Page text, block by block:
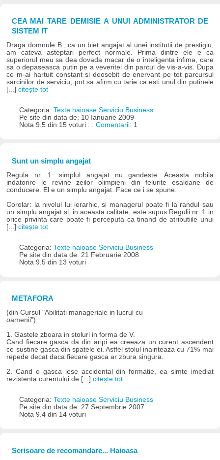
CEA MAI TARE DEMISIE A UNUI ADMINISTRATOR DE
SISTEM IT
Draga domnule B., ca un biet angajat al unei institutii de prestigiu,
am cateva asteptari perfect normale. Prima dintre ele e ca
superiorul meu sa dea dovada macar de o inteligenta infima, care
sa o depaseasca putin pe a veveritei din parcul de vis-a-vis. Dupa
ce m-ai hartuit constant si deosebit de enervant pe tot parcursul
sarcinilor de serviciu, pot sa afirm cu tarie ca esti unul din putinele
[...]citește tot
Categoria: Texte haioase Serviciu Business
Pe site din data de: 10 Ianuarie 2009
Nota 9.5 din 15 voturi : : Comentarii: 1
Sunt un simplu angajat
Regula nr. 1: simplul angajat nu gandeste. Aceasta nobila
indatorire le revine zeilor olimpieni din felurite esaloane de
conducere. El e un simplu angajat. Face ce i se spune.
Corolar: la nivelul lui ierarhic, si managerul poate fi la randul sau
un simplu angajat si, in aceasta calitate, este supus Regulii nr. 1 in
orice privinta care poate fi perceputa ca tinand de atributiile unui
[...]citește tot
Categoria: Texte haioase Serviciu Business
Pe site din data de: 21 Februarie 2008
Nota 9.5 din 13 voturi
METAFORA
(din Cursul "Abilitati manageriale in lucrul cu
oamenii")
1. Gastele zboara in stoluri in forma de V.
Cand fiecare gasca da din aripi ea creeaza un curent ascendent
ce sustine gasca din spatele ei. Astfel stolul inainteaza cu 71% mai
repede decat daca fiecare gasca ar zbura singura.
2. Cand o gasca iese accidental din formatie, ea simte imediat
rezistenta curentului de [...]citește tot
Categoria: Texte haioase Serviciu Business
Pe site din data de: 27 Septembrie 2007
Nota 9.4 din 14 voturi
Scrisoare de recomandare... Haioasa